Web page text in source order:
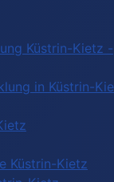
Küstrin-Kietz -
in Küstrin-
Küstrin-Kietz